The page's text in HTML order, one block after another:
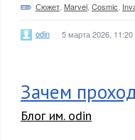
Сюжет Marvel Cosmic
odin 5 марта 2026, 11:20
Зачем
Блог им. odin